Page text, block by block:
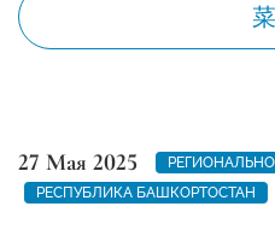
27 Мая 2025
РЕСПУБЛИКА БАШКОРТОСТАН